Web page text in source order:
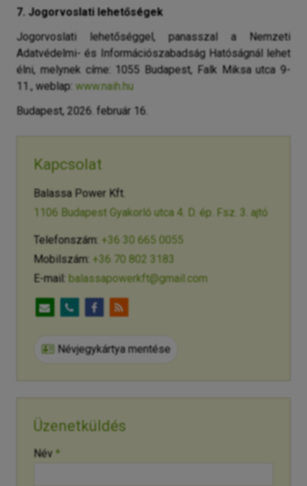
7. Jogorvoslati lehetőségek
Jogorvoslati lehetőséggel, panasszal a Nemzeti
Adatvédelmi- és Információszabadság Hatóságnál lehet
élni, melynek címe: 1055 Budapest, Falk Miksa utca 9-
11., weblap: www.naih.hu
Budapest, 2026. február 16.
Kapcsolat
Balassa Power Kft.
1106 Budapest Gyakorló utca 4. D. ép. Fsz. 3. ajtó
Telefonszám: +36 30 665 0055
Mobilszám: +36 70 802 3183
E-mail: balassapowerkft@gmail.com
Névjegykártya mentése
Üzenetküldés
Név *